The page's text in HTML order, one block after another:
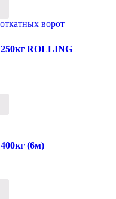
ROLLING
(6м)